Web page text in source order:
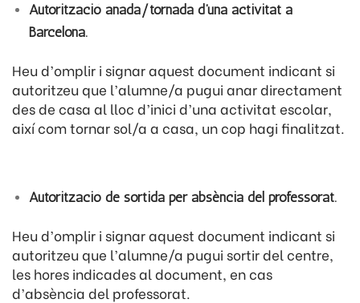
Autorització anada/tornada d’una activitat a
Barcelona.
Heu d’omplir i signar aquest document indicant si
autoritzeu que l’alumne/a pugui anar directament
des de casa al lloc d’inici d’una activitat escolar,
així com tornar sol/a a casa, un cop hagi finalitzat.
Autorització de sortida per absència del professorat.
Heu d’omplir i signar aquest document indicant si
autoritzeu que l’alumne/a pugui sortir del centre,
les hores indicades al document, en cas
d’absència del professorat.